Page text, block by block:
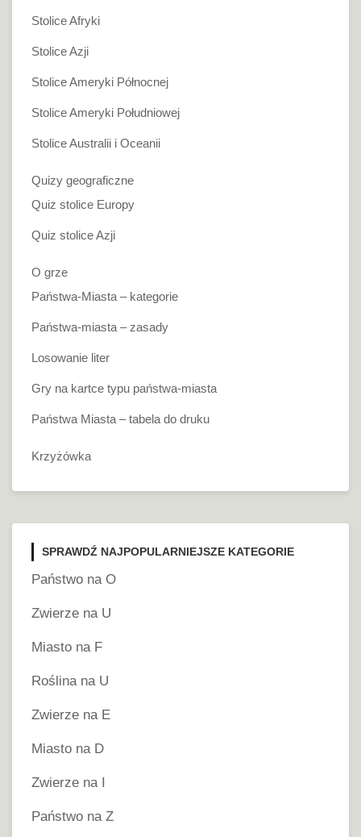
Stolice Afryki
Stolice Azji
Stolice Ameryki Północnej
Stolice Ameryki Południowej
Stolice Australii i Oceanii
Quizy geograficzne
Quiz stolice Europy
Quiz stolice Azji
O grze
Państwa-Miasta – kategorie
Państwa-miasta – zasady
Losowanie liter
Gry na kartce typu państwa-miasta
Państwa Miasta – tabela do druku
Krzyżówka
SPRAWDŹ NAJPOPULARNIEJSZE KATEGORIE
Państwo na O
Zwierze na U
Miasto na F
Roślina na U
Zwierze na E
Miasto na D
Zwierze na I
Państwo na Z